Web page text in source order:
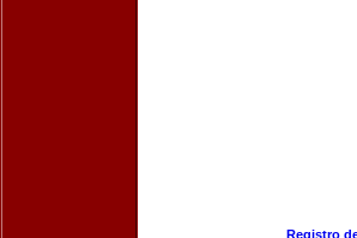
Registro